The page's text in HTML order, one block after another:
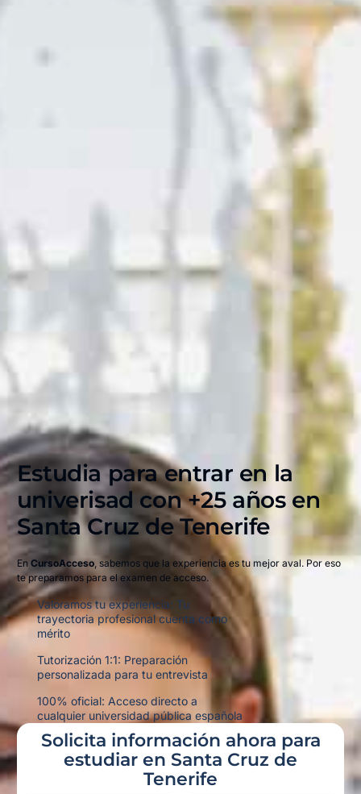
Estudia para entrar en la
univerisad con +25 años en
Santa Cruz de Tenerife​
En CursoAcceso, sabemos que la experiencia es tu mejor aval. Por eso
te preparamos para el examen de acceso.
Valoramos tu experiencia: Tu
trayectoria profesional cuenta como
mérito
Tutorización 1:1: Preparación
personalizada para tu entrevista
100% oficial: Acceso directo a
cualquier universidad pública española
Solicita información ahora para
estudiar en Santa Cruz de
Tenerife